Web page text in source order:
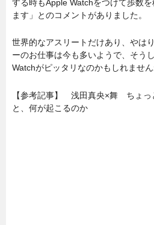
する時もApple Watchをつけて歩数
ます」とのコメントがありました。
世界的なアスリートだけあり、やは
ーのお仕事は今も多いようで、そう
Watchがピッタリなのかもしれません
【参考記事】 浅田真央×舞 ちょっ
と、何が起こるのか